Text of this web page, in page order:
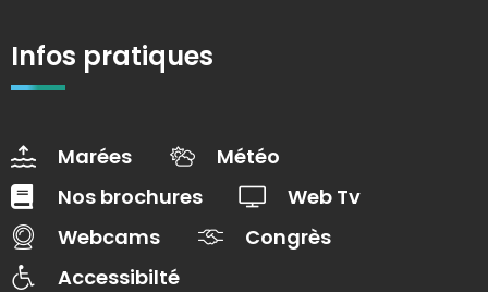
Infos pratiques
Marées
Météo
Nos brochures
Web Tv
Webcams
Congrès
Accessibilté